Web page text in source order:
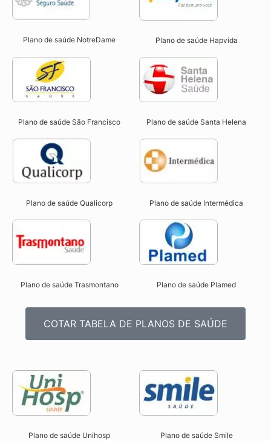
Plano de saúde NotreDame Plano de saúde Hapvida
Plano de saúde São Francisco Plano de saúde Santa Helena
Plano de saúde Qualicorp Plano de saúde Intermédica
Plano de saúde Trasmontano Plano de saúde Plamed
COTAR TABELA DE PLANOS DE SAÚDE
Plano de saúde Unihosp Plano de saúde Smile